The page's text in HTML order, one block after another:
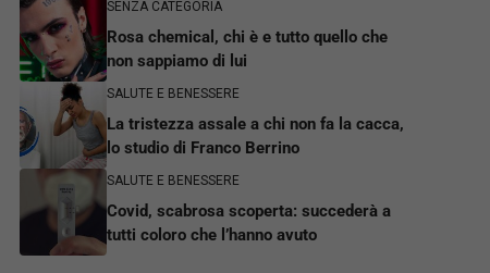
SENZA CATEGORIA
Rosa chemical, chi è e tutto quello che
non sappiamo di lui
SALUTE E BENESSERE
La tristezza assale a chi non fa la cacca,
lo studio di Franco Berrino
SALUTE E BENESSERE
Covid, scabrosa scoperta: succederà a
tutti coloro che l’hanno avuto